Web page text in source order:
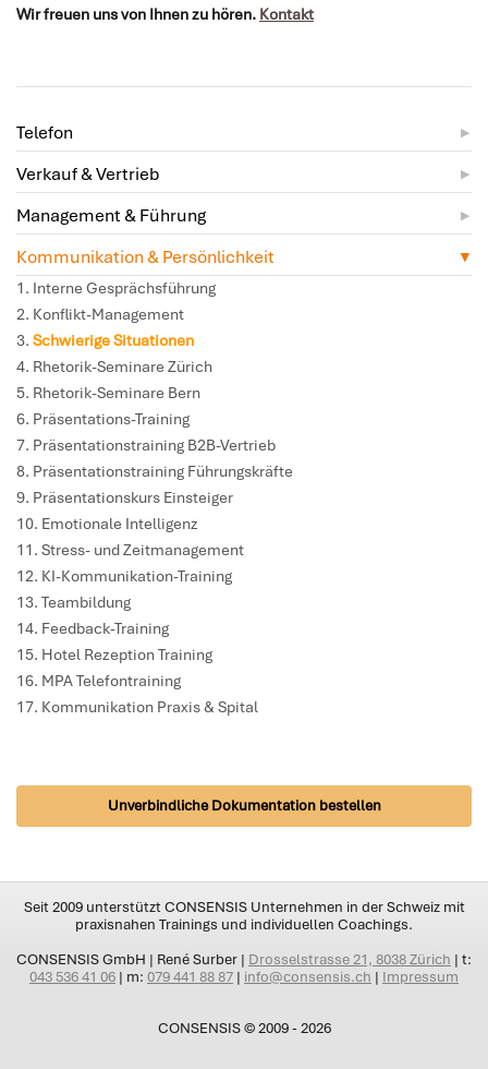
Telefon
Verkauf & Vertrieb
Management & Führung
Kommunikation & Persönlichkeit
Interne Gesprächsführung
Konflikt-Management
Schwierige Situationen
Rhetorik-Seminare Zürich
Rhetorik-Seminare Bern
Präsentations-Training
Präsentationstraining B2B-Vertrieb
Präsentationstraining Führungskräfte
Präsentationskurs Einsteiger
Emotionale Intelligenz
Stress- und Zeitmanagement
KI-Kommunikation-Training
Teambildung
Feedback-Training
Hotel Rezeption Training
MPA Telefontraining
Kommunikation Praxis & Spital
Unverbindliche Dokumentation bestellen
Wir freuen uns von Ihnen zu hören. Kontakt
Seit 2009 unterstützt CONSENSIS Unternehmen in der Schweiz mit
praxisnahen Trainings und individuellen Coachings.
CONSENSIS GmbH | René Surber | Drosselstrasse 21, 8038 Zürich | t:
043 536 41 06 | m: 079 441 88 87 | info@consensis.ch | Impressum
CONSENSIS © 2009 - 2026